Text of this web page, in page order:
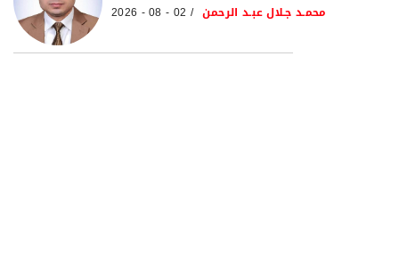
محمـد جـلال عبـد الرحمن 02 - 08 - 2026